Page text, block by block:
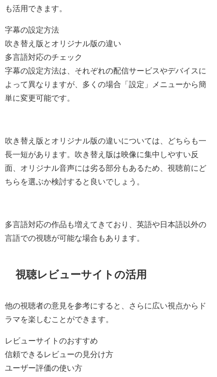
も活用できます。
字幕の設定方法
吹き替え版とオリジナル版の違い
多言語対応のチェック
字幕の設定方法は、それぞれの配信サービスやデバイスに
よって異なりますが、多くの場合「設定」メニューから簡
単に変更可能です。
吹き替え版とオリジナル版の違いについては、どちらも一
長一短があります。吹き替え版は映像に集中しやすい反
面、オリジナル音声には劣る部分もあるため、視聴前にど
ちらを選ぶか検討すると良いでしょう。
多言語対応の作品も増えてきており、英語や日本語以外の
言語での視聴が可能な場合もあります。
視聴レビューサイトの活用
他の視聴者の意見を参考にすると、さらに広い視点からド
ラマを楽しむことができます。
レビューサイトのおすすめ
信頼できるレビューの見分け方
ユーザー評価の使い方